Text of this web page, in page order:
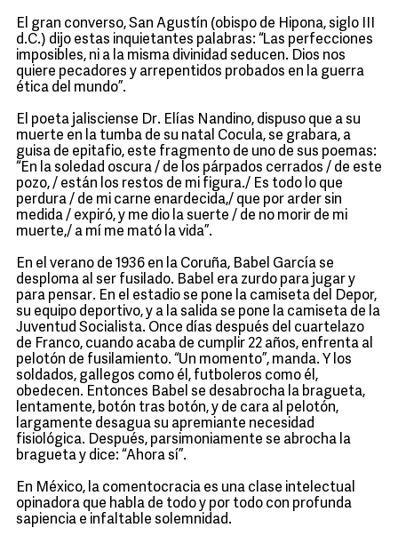
El gran converso, San Agustín (obispo de Hipona, siglo III
d.C.) dijo estas inquietantes palabras: “Las perfecciones
imposibles, ni a la misma divinidad seducen. Dios nos
quiere pecadores y arrepentidos probados en la guerra
ética del mundo”.
El poeta jalisciense Dr. Elías Nandino, dispuso que a su
muerte en la tumba de su natal Cocula, se grabara, a
guisa de epitafio, este fragmento de uno de sus poemas:
“En la soledad oscura / de los párpados cerrados / de este
pozo, / están los restos de mi figura./ Es todo lo que
perdura / de mi carne enardecida,/ que por arder sin
medida / expiró, y me dio la suerte / de no morir de mi
muerte,/ a mí me mató la vida”.
En el verano de 1936 en la Coruña, Babel García se
desploma al ser fusilado. Babel era zurdo para jugar y
para pensar. En el estadio se pone la camiseta del Depor,
su equipo deportivo, y a la salida se pone la camiseta de la
Juventud Socialista. Once días después del cuartelazo
de Franco, cuando acaba de cumplir 22 años, enfrenta al
pelotón de fusilamiento. “Un momento”, manda. Y los
soldados, gallegos como él, futboleros como él,
obedecen. Entonces Babel se desabrocha la bragueta,
lentamente, botón tras botón, y de cara al pelotón,
largamente desagua su apremiante necesidad
fisiológica. Después, parsimoniamente se abrocha la
bragueta y dice: “Ahora sí”.
En México, la comentocracia es una clase intelectual
opinadora que habla de todo y por todo con profunda
sapiencia e infaltable solemnidad.